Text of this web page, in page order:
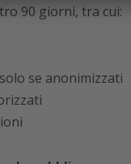
90 giorni, tra cui:
se anonimizzati